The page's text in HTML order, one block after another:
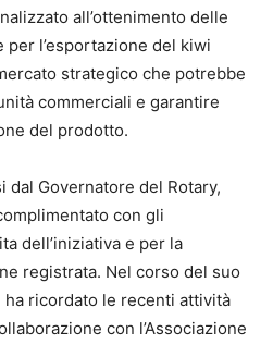
all’ottenimento delle
l’esportazione del kiwi
strategico che potrebbe
commerciali e garantire
del prodotto.
dal Governatore del Rotary,
con gli
dell’iniziativa e per la
registrata. Nel corso del suo
ricordato le recenti attività
con l’Associazione